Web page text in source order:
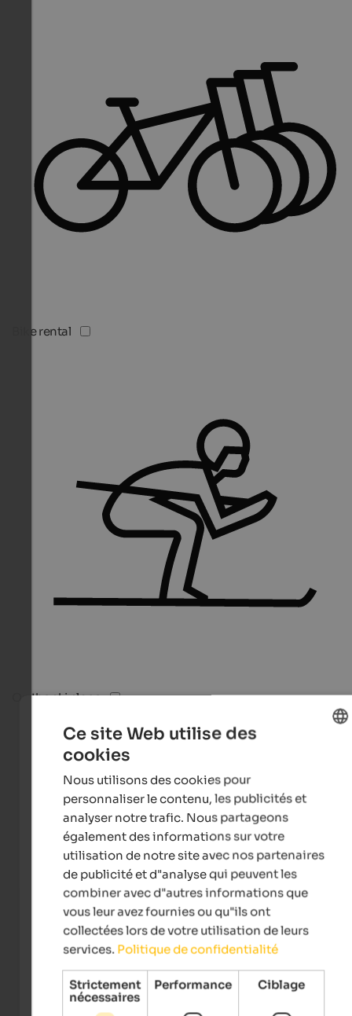
Bike rental
On the ski slope
Ce site Web utilise des
cookies
Nous utilisons des cookies pour
personnaliser le contenu, les publicités et
analyser notre trafic. Nous partageons
également des informations sur votre
utilisation de notre site avec nos partenaires
de publicité et d"analyse qui peuvent les
combiner avec d"autres informations que
vous leur avez fournies ou qu"ils ont
collectées lors de votre utilisation de leurs
services. Politique de confidentialité
Strictement
nécessaires
Performance Ciblage